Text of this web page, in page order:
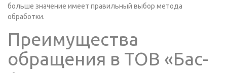
больше значение имеет правильный выбор метода
обработки.
Преимущества
обращения в ТОВ «Бас-